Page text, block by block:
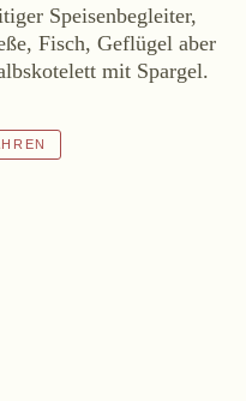
Speisenbegleiter,
Fisch, Geflügel aber
mit Spargel.